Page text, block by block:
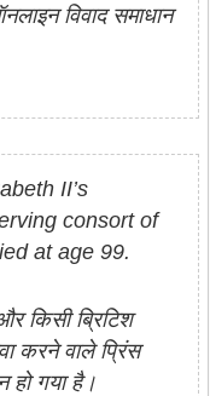
विवाद समाधान
II’s
consort of
at age 99.
किसी ब्रिटिश
करने वाले प्रिंस
हो गया है।